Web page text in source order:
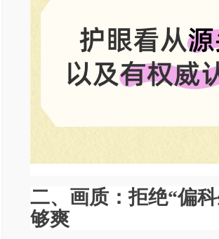
二、画质：拒绝“偏
够爽